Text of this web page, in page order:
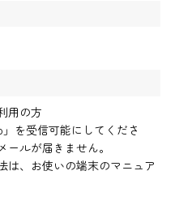
用の方
を受信可能にしてくださ
ルが届きません。
は、お使いの端末のマニュア